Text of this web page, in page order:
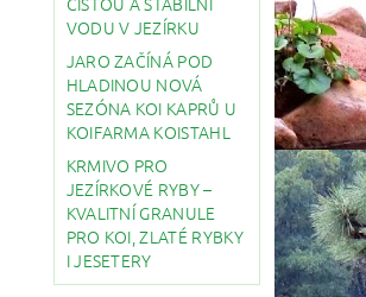
VODU V JEZÍRKU
JARO ZAČÍNÁ POD
HLADINOU NOVÁ
SEZÓNA KOI KAPRŮ U
KOIFARMA KOISTAHL
KRMIVO PRO
JEZÍRKOVÉ RYBY –
KVALITNÍ GRANULE
PRO KOI, ZLATÉ RYBKY
I JESETERY